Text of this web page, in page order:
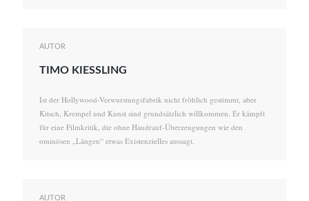
AUTOR
TIMO KIESSLING
Ist der Hollywood-Verwurstungsfabrik nicht fröhlich gestimmt, aber
Kitsch, Krempel und Kunst sind grundsätzlich willkommen. Er kämpft
für eine Filmkritik, die ohne Haudrauf-Überzeugungen wie den
ominösen „Längen“ etwas Existenzielles aussagt.
AUTOR